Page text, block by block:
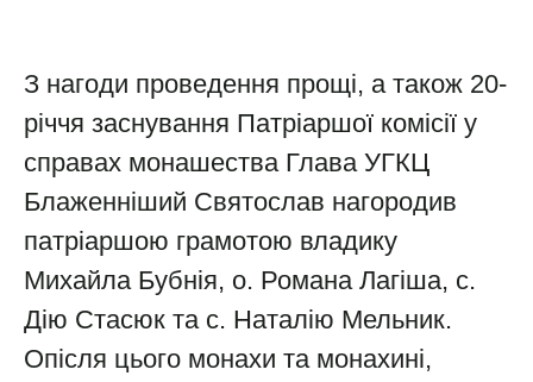
З нагоди проведення прощі, а також 20-
річчя заснування Патріаршої комісії у
справах монашества Глава УГКЦ
Блаженніший Святослав нагородив
патріаршою грамотою владику
Михайла Бубнія, о. Романа Лагіша, с.
Дію Стасюк та с. Наталію Мельник.
Опісля цього монахи та монахині,